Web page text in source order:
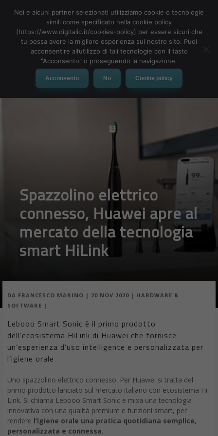
MENU
Spazzolino elettrico
connesso, Huawei apre al
mercato della tecnologia
smart HiLink
DA FRANCESCO MARINO | 20 NOV 2020 | HARDWARE &
SOFTWARE |
Lebooo Smart Sonic è il primo prodotto
dell’ecosistema HiLink di Huawei che fornisce
un’esperienza d’uso intelligente e personalizzata per
l’igiene orale
Uno spazzolino elettrico connesso. Per Huawei si tratta del
primo prodotto lanciato sul mercato italiano con ecosistema Hi
Link. Si chiama Lebooo Smart Sonic e mixa una tecnologia
innovativa con una qualità premium e funzioni smart, per
rendere l’igiene orale una pratica quotidiana semplice,
personalizzata e connessa.
Noi e alcuni partner selezionati utilizziamo cookie o tecnologie
simili come specificato nella cookie policy
(https://www.digitalic.it/cookies-policy) per essere sicuri che
tu possa avere la migliore esperienza sul nostro sito. Puoi
acconsentire all’utilizzo di tali tecnologie con il tasto
"Acconsento" o proseguendo la navigazione.
Acconsento No Cookie policy